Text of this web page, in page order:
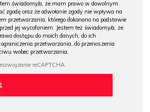
świadomy/a, że mam prawo w dowolnym
zgodę oraz że odwołanie zgody nie wpływa na
przetwarzania, którego dokonano na podstawie
jej wycofaniem. Jestem też świadomy/a, że
dostępu do moich danych, do ich
przetwarzania, do przenoszenia
wobec przetwarzania.